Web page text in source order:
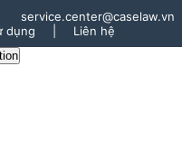
service.center@caselaw.vn
dụng
Liên hệ